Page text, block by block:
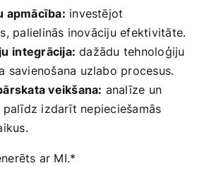
apmācība: investējot
palielinās inovāciju efektivitāte.
integrācija: dažādu tehnoloģiju
savienošana uzlabo procesus.
veikšana: analīze un
izdarīt ‌nepieciešamās
ar MI.*